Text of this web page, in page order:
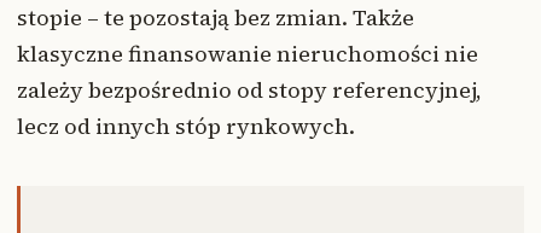
stopie – te pozostają bez zmian. Także
klasyczne finansowanie nieruchomości nie
zależy bezpośrednio od stopy referencyjnej,
lecz od innych stóp rynkowych.